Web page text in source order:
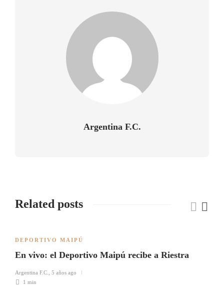
Argentina F.C.
Related posts
DEPORTIVO MAIPÚ
En vivo: el Deportivo Maipú recibe a Riestra
Argentina F.C.
5 años ago
1 min